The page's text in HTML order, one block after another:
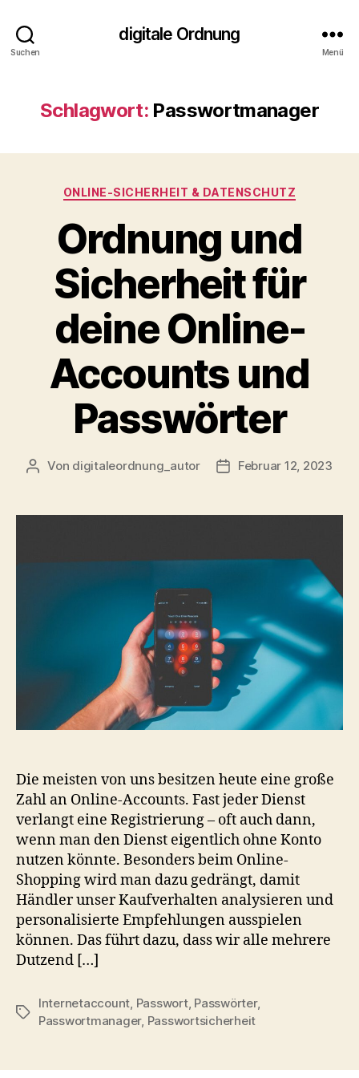
Suchen
digitale Ordnung
Menü
Schlagwort: Passwortmanager
Kategorien
ONLINE‑SICHERHEIT & DATENSCHUTZ
Ordnung und
Sicherheit für
deine Online-
Accounts und
Passwörter
Beitragsautor
Von digitaleordnung_autor Februar 12, 2023
Die meisten von uns besitzen heute eine große
Zahl an Online-Accounts. Fast jeder Dienst
verlangt eine Registrierung – oft auch dann,
wenn man den Dienst eigentlich ohne Konto
nutzen könnte. Besonders beim Online-
Shopping wird man dazu gedrängt, damit
Händler unser Kaufverhalten analysieren und
personalisierte Empfehlungen ausspielen
können. Das führt dazu, dass wir alle mehrere
Dutzend […]
Schlagwörter
Internetaccount Passwort, Passwörter,
Passwortmanager, Passwortsicherheit